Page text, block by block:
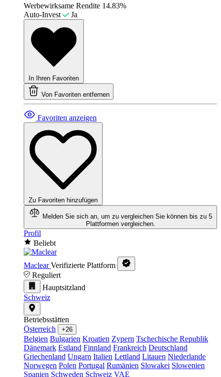
Werbewirksame Rendite 14.83%
Auto-Invest
Ja
In Ihren Favoriten
Von Favoriten entfernen
Favoriten anzeigen
Zu Favoriten hinzufügen
Melden Sie sich an, um zu vergleichen Sie können bis zu 5
Plattformen vergleichen.
Profil
Beliebt
Maclear Verifizierte Plattform
Reguliert
Hauptsitzland
Schweiz
Betriebsstätten
Österreich
+26
Belgien Bulgarien Kroatien Zypern Tschechische Republik
Dänemark Estland Finnland Frankreich Deutschland
Griechenland Ungarn Italien Lettland Litauen Niederlande
Norwegen Polen Portugal Rumänien Slowakei Slowenien
Spanien Schweden Schweiz VAE